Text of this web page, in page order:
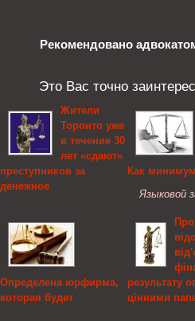
Рекомендовано
Это Вас точно
Жители
Торонто уже
в течение 30
лет «сдают»
преступников за
денежное
Выплаты
вознаграждений жителям
Торонто за наводку на
преступников привели к
рекордной
раскрываемости дел.
Определена юрфирма,
которая будет
Как
Языковой
идополнения
Украины,
давно
силу.
вступившего
закона
Про
результату
цінними